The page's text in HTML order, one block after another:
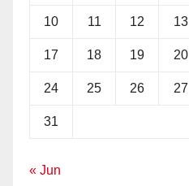
10 11 12 13
17 18 19 20
24 25 26 27
31
« Jun